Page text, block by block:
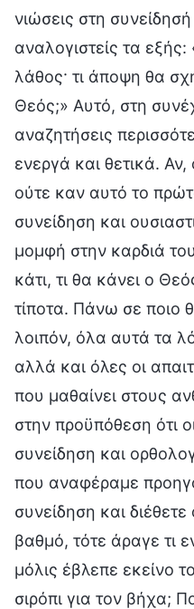
νιώσεις στη
αναλογιστείς τα
λάθος· τι άποψη θα
Θεός;» Αυτό, στη
αναζητήσεις
ενεργά και θετικά.
ούτε καν αυτό το
συνείδηση και
μομφή στην καρδιά
κάτι, τι θα κάνει ο
τίποτα. Πάνω σε ποιο
λοιπόν, όλα αυτά τα
αλλά και όλες οι
που μαθαίνει στους
στην προϋπόθεση ότι
συνείδηση και
που αναφέραμε
συνείδηση και
βαθμό, τότε άραγε τι
μόλις έβλεπε εκείνο
σιρόπι για τον βήχα;